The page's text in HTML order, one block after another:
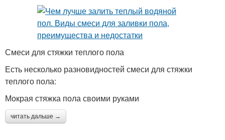
Смеси для стяжки теплого пола
Есть несколько разновидностей смеси для стяжки
теплого пола:
Мокрая стяжка пола своими руками
читать дальше →